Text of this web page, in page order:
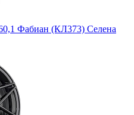
Фабиан (КЛ373) Селена